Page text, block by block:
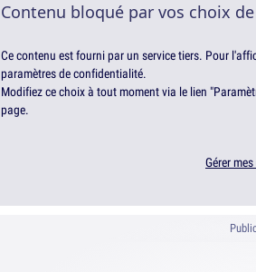
Contenu bloqué par vos choix
Ce contenu est fourni par un service tiers. Pour
paramètres de confidentialité.
Modifiez ce choix à tout moment via le lien
page.
Gérer